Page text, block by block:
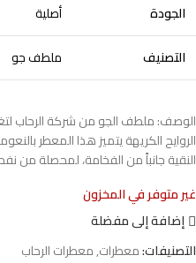
الجودة
أصلية
التصنيف
ملطف جو
الوصف: ملطف الجو من شركة الرحاب
الروايح الكريهة يتميز هذا المعطر
النقية جانباً من الفخامة، لمحصلة من
غير متوفر في المخزون
إضافة إلى مفضلة
التصنيفات:معطرات,معطرات الرحاب